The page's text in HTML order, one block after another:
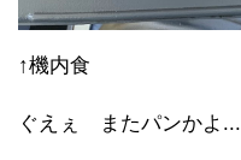
↑機内食
ぐえぇ またパンかよ...